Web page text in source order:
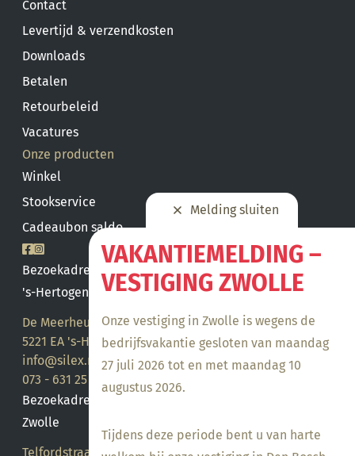
Melding sluiten
VAKANTIEMELDING –
VESTIGING ZWOLLE
Onze vestiging in Zwolle is wegens de
bedrijfsvakantie gesloten van maandag
27 juli 2026 tot en met maandag 10
augustus 2026.
Tijdens deze periode bent u van harte
Contact
Levertijd & verzendkosten
Downloads
Betalen
Retourbeleid
Vacatures
Onze producten
Winkel
Stookservice
Cadeaubon saldo
Bezoekadres
's-Hertogenbosch
De Meerheuvel 21
5221 EA 's-Hertogenbosch
info@silex.nl
073 - 631 25 28
Bezoekadres
Zwolle
Telfordstraat 14